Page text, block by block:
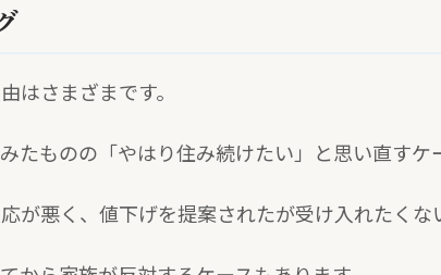
はさまざまです。
たものの「やはり住み続けたい」と思い直すケ
が悪く、値下げを提案されたが受け入れたくな